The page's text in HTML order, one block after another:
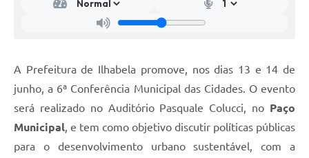
A Prefeitura de Ilhabela promove, nos dias 13 e 14 de
junho, a 6ª Conferência Municipal das Cidades. O evento
será realizado no Auditório Pasquale Colucci, no Paço
Municipal , e tem como objetivo discutir políticas públicas
para o desenvolvimento urbano sustentável, com a